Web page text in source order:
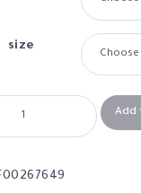
size
Add